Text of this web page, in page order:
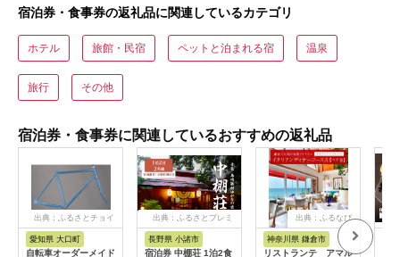
宿泊券・食事券の返礼品に関連しているカテゴリ
ホテル 旅館・民宿 ペットと泊まれる宿 温泉
旅行 その他
宿泊券・食事券に関連しているおすすめの返礼品
出典：ふるさとチョイ
ス
愛知県 大口町
自転車オーダーメイド
出典：ふるさとプレミ
アム
長野県 小諸市
宿泊券 中棚荘 1泊2食
出典：ふるなび
神奈川県 鎌倉市
リストランテ アマル